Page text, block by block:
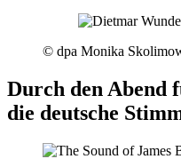
© dpa Monika
Durch den Abend
die deutsche